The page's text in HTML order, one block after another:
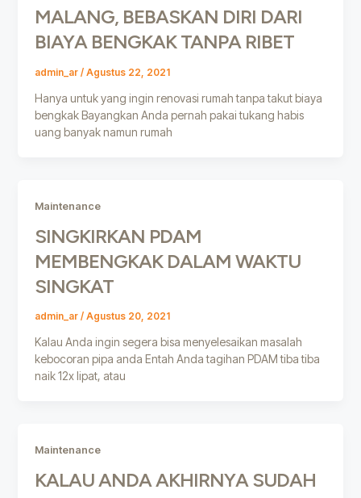
MALANG, BEBASKAN DIRI DARI
BIAYA BENGKAK TANPA RIBET
admin_ar / Agustus 22, 2021
Hanya untuk yang ingin renovasi rumah tanpa takut biaya
bengkak Bayangkan Anda pernah pakai tukang habis
uang banyak namun rumah
Maintenance
SINGKIRKAN PDAM
MEMBENGKAK DALAM WAKTU
SINGKAT
admin_ar / Agustus 20, 2021
Kalau Anda ingin segera bisa menyelesaikan masalah
kebocoran pipa anda Entah Anda tagihan PDAM tiba tiba
naik 12x lipat, atau
Maintenance
KALAU ANDA AKHIRNYA SUDAH